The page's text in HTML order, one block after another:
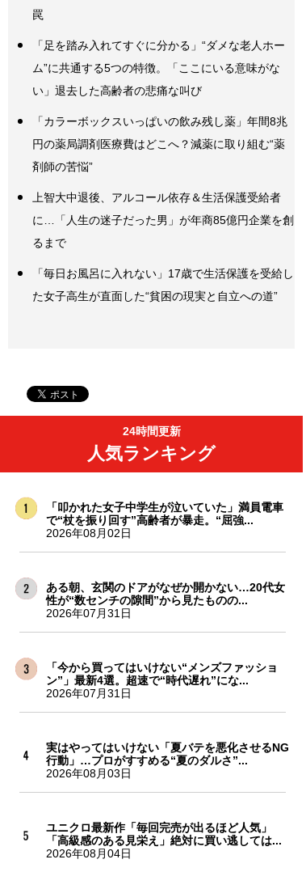
罠
「足を踏み入れてすぐに分かる」“ダメな老人ホー
ム”に共通する5つの特徴。「ここにいる意味がな
い」退去した高齢者の悲痛な叫び
「カラーボックスいっぱいの飲み残し薬」年間8兆
円の薬局調剤医療費はどこへ？減薬に取り組む“薬
剤師の苦悩”
上智大中退後、アルコール依存＆生活保護受給者
に…「人生の迷子だった男」が年商85億円企業を創
るまで
「毎日お風呂に入れない」17歳で生活保護を受給し
た女子高生が直面した“貧困の現実と自立への道”
24時間更新
人気ランキング
「叩かれた女子中学生が泣いていた」満員電車
で“杖を振り回す”高齢者が暴走。“屈強...
2026年08月02日
ある朝、玄関のドアがなぜか開かない…20代女
性が“数センチの隙間”から見たものの...
2026年07月31日
「今から買ってはいけない“メンズファッショ
ン”」最新4選。超速で“時代遅れ”にな...
2026年07月31日
実はやってはいけない「夏バテを悪化させるNG
行動」…プロがすすめる“夏のダルさ”...
2026年08月03日
ユニクロ最新作「毎回完売が出るほど人気」
「高級感のある見栄え」絶対に買い逃しては...
2026年08月04日